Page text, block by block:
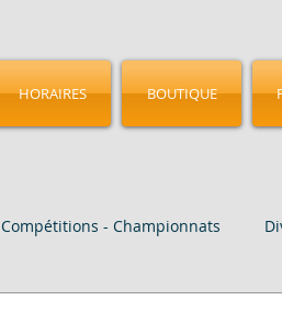
HORAIRES BOUTIQUE
Compétitions - Championnats